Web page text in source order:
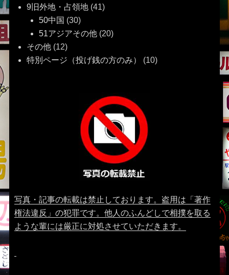
9旧外地・占領地(41)
50中国 (30)
51アジアその他(20)
その他(12)
特別ページ（投げ銭の方のみ）
(10)
写真・記事の転載は禁止しております。盗用は「著作
権法違反」の犯罪です。他人のふんどしで相撲を取る
ような輩には厳正に対処させていただきます。